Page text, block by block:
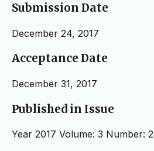
Submission Date
December 24, 2017
Acceptance Date
December 31, 2017
Published in Issue
Year 2017 Volume: 3 Number: 2